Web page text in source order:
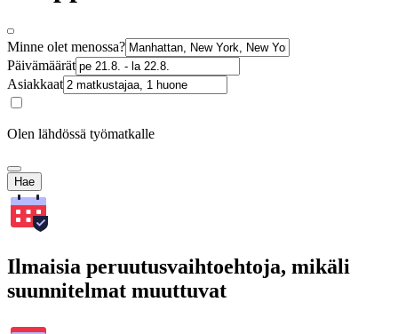
Minne olet menossa?
Päivämäärät
Asiakkaat
Olen lähdössä työmatkalle
Hae
Ilmaisia peruutusvaihtoehtoja, mikäli
suunnitelmat muuttuvat